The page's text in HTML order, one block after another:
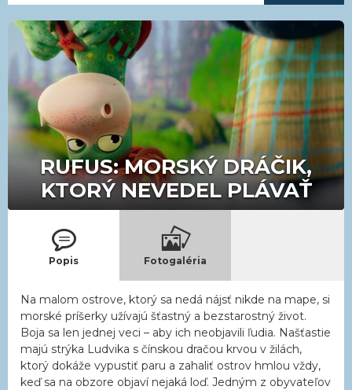
RUFUS: MORSKÝ DRÁČIK,
KTORÝ NEVEDEL PLÁVAŤ
Popis Fotogaléria
Na malom ostrove, ktorý sa nedá nájsť nikde na mape, si
morské príšerky užívajú šťastný a bezstarostný život.
Boja sa len jednej veci – aby ich neobjavili ľudia. Našťastie
majú strýka Ludvika s čínskou dračou krvou v žilách,
ktorý dokáže vypustiť paru a zahaliť ostrov hmlou vždy,
keď sa na obzore objaví nejaká loď. Jedným z obyvateľov